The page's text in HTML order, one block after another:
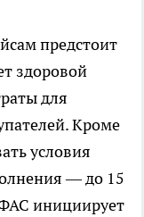
предстоит
здоровой
для
Кроме
условия
— до 15
инициирует